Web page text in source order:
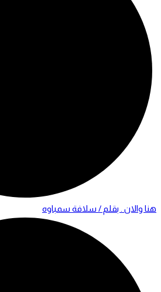
هنا والان . بقلم / سلافة سمباوه